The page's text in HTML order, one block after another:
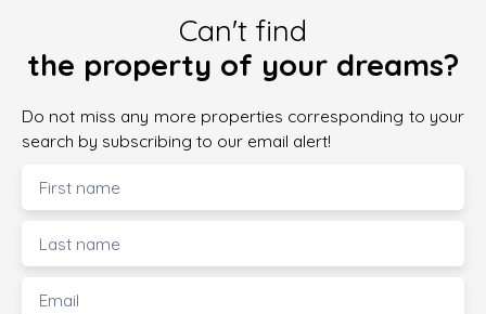
Can't find
the property of your dreams?
Do not miss any more properties corresponding to your
search by subscribing to our email alert!
First name
Last name
Email